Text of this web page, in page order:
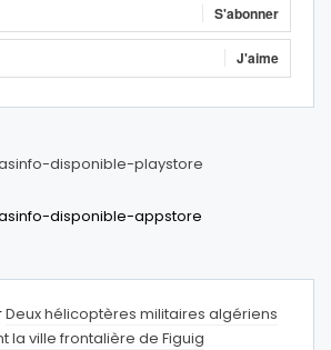
S'abonner
J'aime
Deux hélicoptères militaires algériens
la ville frontalière de Figuig